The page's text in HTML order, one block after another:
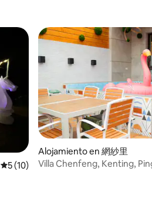
Calificación promedio: 5 de 5, 10
5 (10)
Alojamiento en 網紗里
Villa Chenfeng, Kenting,